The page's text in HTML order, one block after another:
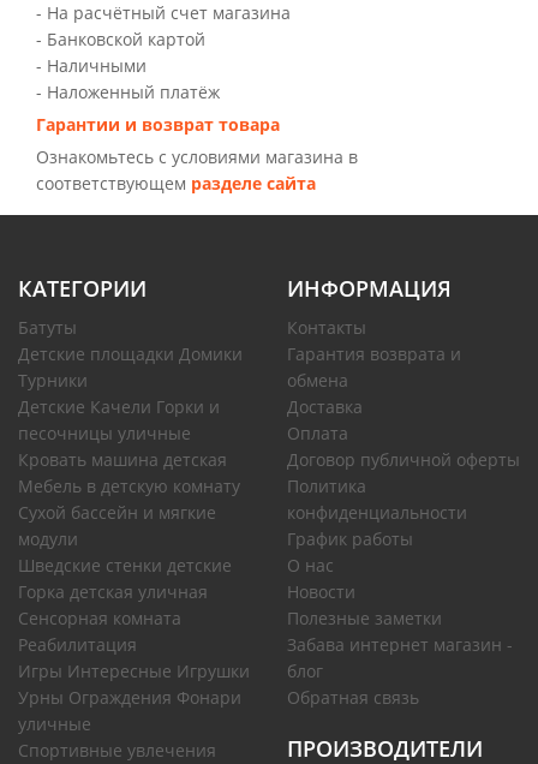
- На расчётный счет магазина
- Банковской картой
- Наличными
- Наложенный платёж
Гарантии и возврат товара
Ознакомьтесь с условиями магазина в
соответствующем разделе сайта
КАТЕГОРИИ
Батуты
Детские площадки Домики
Турники
Детские Качели Горки и
песочницы уличные
Кровать машина детская
Мебель в детскую комнату
Сухой бассейн и мягкие
модули
Шведские стенки детские
Горка детская уличная
Сенсорная комната
Реабилитация
Игры Интересные Игрушки
Урны Ограждения Фонари
уличные
Спортивные увлечения
ИНФОРМАЦИЯ
Контакты
Гарантия возврата и
обмена
Доставка
Оплата
Договор публичной оферты
Политика
конфиденциальности
График работы
О нас
Новости
Полезные заметки
Забава интернет магазин -
блог
Обратная связь
ПРОИЗВОДИТЕЛИ